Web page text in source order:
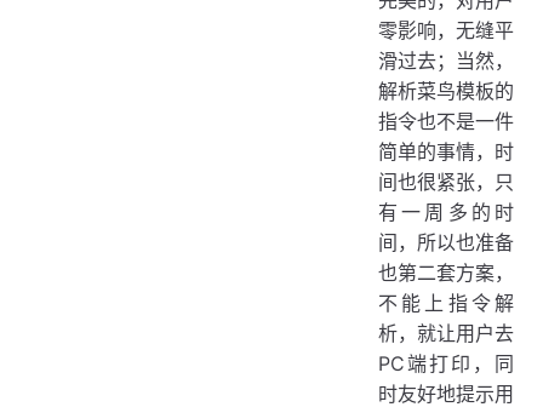
零影响，无缝平
滑过去；当然，
解析菜鸟模板的
指令也不是一件
简单的事情，时
间也很紧张，只
有一周多的时
间，所以也准备
也第二套方案，
不能上指令解
析，就让用户去
PC端打印，同
时友好地提示用